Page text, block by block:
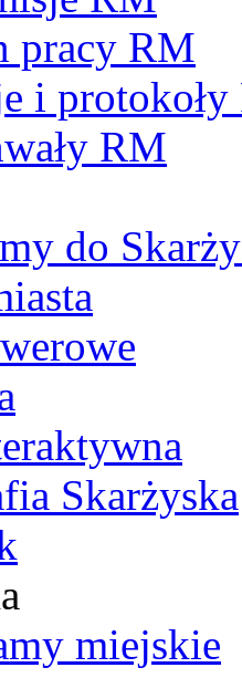
pracy RM
i
RM
do
Skarżyska
miejskie